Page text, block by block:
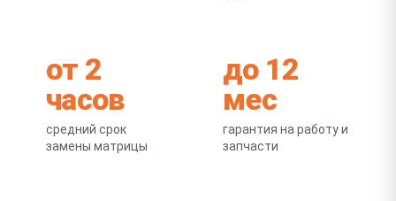
от 2
часов
средний срок
замены матрицы
до 12
мес
гарантия на работу и
запчасти